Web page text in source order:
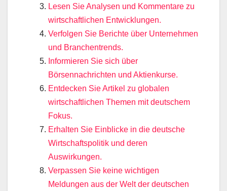
Lesen Sie Analysen und Kommentare zu
wirtschaftlichen Entwicklungen.
Verfolgen Sie Berichte über Unternehmen
und Branchentrends.
Informieren Sie sich über
Börsennachrichten und Aktienkurse.
Entdecken Sie Artikel zu globalen
wirtschaftlichen Themen mit deutschem
Fokus.
Erhalten Sie Einblicke in die deutsche
Wirtschaftspolitik und deren
Auswirkungen.
Verpassen Sie keine wichtigen
Meldungen aus der Welt der deutschen